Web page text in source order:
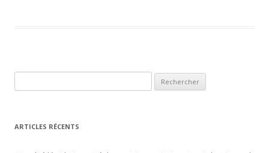
ARTICLES RÉCENTS